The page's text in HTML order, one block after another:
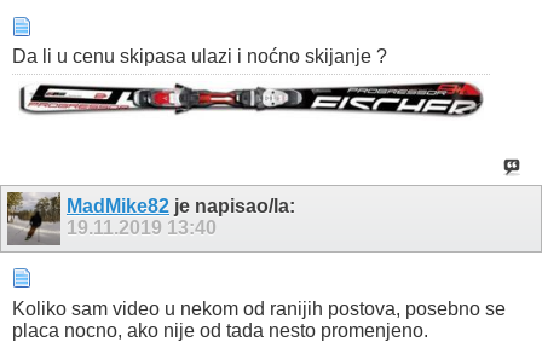
Da li u cenu skipasa ulazi i noćno skijanje ?
MadMike82 je napisao/la:
19.11.2019 13:40
Koliko sam video u nekom od ranijih postova, posebno se
placa nocno, ako nije od tada nesto promenjeno.